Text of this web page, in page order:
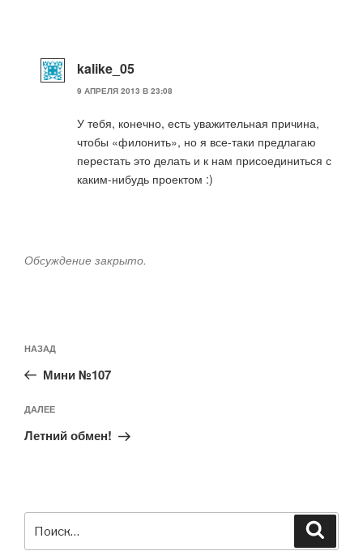
kalike_05
9 АПРЕЛЯ 2013 В 23:08
У тебя, конечно, есть уважительная причина,
чтобы «филонить», но я все-таки предлагаю
перестать это делать и к нам присоединиться с
каким-нибудь проектом :)
Обсуждение закрыто.
по
записям
Предыдущая
запись:
НАЗАД
Мини №107
Следующая
запись
ДАЛЕЕ
Летний обмен!